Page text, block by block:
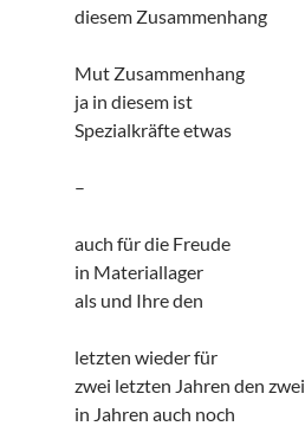
diesem Zusammenhang
Mut Zusammenhang
ja in diesem ist
Spezialkräfte etwas
–
auch für die Freude
in Materiallager
als und Ihre den
letzten wieder für
zwei letzten Jahren den zwei
in Jahren auch noch